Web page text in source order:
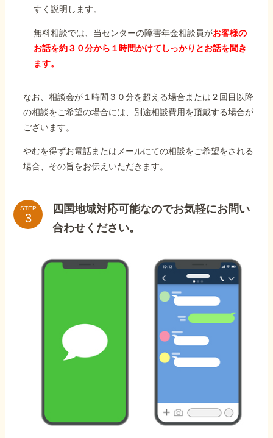
すく説明します。
無料相談では、当センターの障害年金相談員がお客様の
お話を約３０分から１時間かけてしっかりとお話を聞き
ます。
なお、相談会が１時間３０分を超える場合または２回目以降
の相談をご希望の場合には、別途相談費用を頂戴する場合が
ございます。
やむを得ずお電話またはメールにての相談をご希望をされる
場合、その旨をお伝えいただきます。
STEP
四国地域対応可能なのでお気軽にお問い
合わせください。